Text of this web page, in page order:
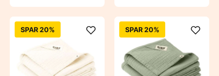
SPAR 20% SPAR 20%